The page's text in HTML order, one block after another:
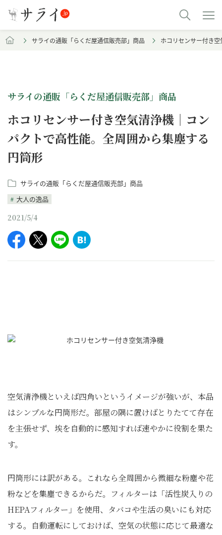
サライの通販「らくだ屋通信販売部」商品 ホコリセンサー付き
サライの通販「らくだ屋通信販売部」商品
ホコリセンサー付き空気清浄機｜コン
パクトで高性能。全周囲から集塵する
円筒形
サライの通販「らくだ屋通信販売部」商品
大人の逸品
2021/5/4
空気清浄機といえば四角いというイメージが強いが、本品
はシンプルな円筒形だ。部屋の隅に置けばとりたてて存在
を主張せず、埃を自動的に感知すれば速やかに役割を果た
す。
円筒形には訳がある。これなら全周囲から微細な粉塵や花
粉などを集塵できるからだ。フィルターは「活性炭入りの
HEPAフィルター」を使用、タバコや生活の臭いにも対応
する。自動運転にしておけば、空気の状態に応じて最適な